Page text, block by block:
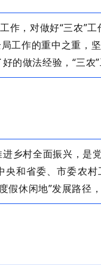
作，对做好“三农”
工作的重中之重
的做法经验，“三
乡村全面振兴，是
央和省委、市委农
假休闲地”发展路